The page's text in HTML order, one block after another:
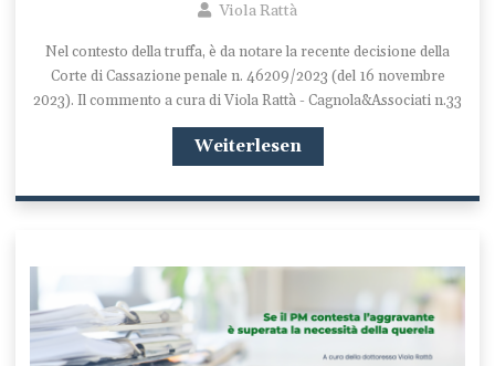
Viola Rattà
Nel contesto della truffa, è da notare la recente decisione della
Corte di Cassazione penale n. 46209/2023 (del 16 novembre
2023). Il commento a cura di Viola Rattà - Cagnola&Associati n.33
Weiterlesen